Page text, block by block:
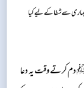
سے شفا کے لیے کیا
دم کرتے وقت یہ دعا